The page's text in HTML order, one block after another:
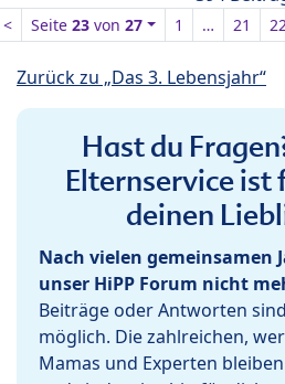
< Seite23 von27 1 … 21 22
Zurück zu „Das 3. Lebensjahr“
Hast du
Elternservice ist
deinen
Nach vielen gemeinsamen
unser HiPP Forum nicht
Beiträge oder Antworten
möglich. Die zahlreichen,
Mamas und Experten